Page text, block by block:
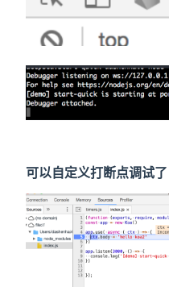
可以自定义打断点调试了